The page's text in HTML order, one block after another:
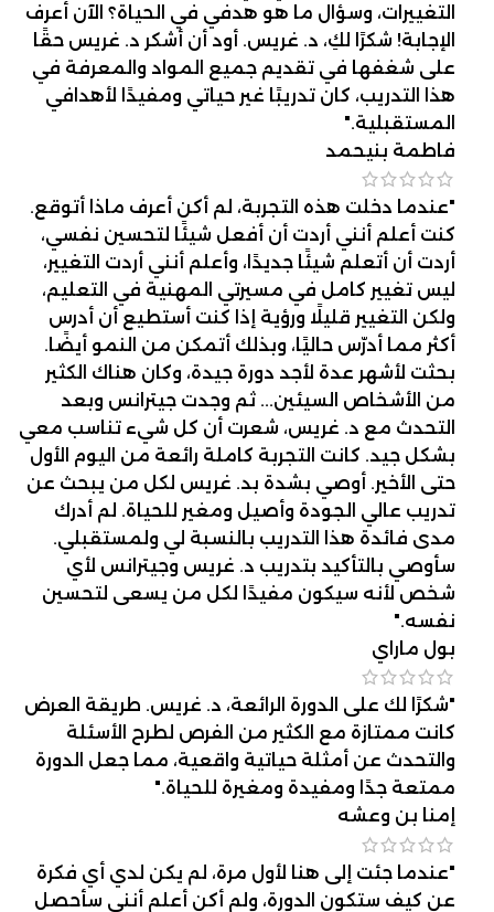
التغييرات، وسؤال ما هو هدفي في الحياة؟ الآن أعرف
الإجابة! شكرًا لكِ، د. غريس. أود أن أشكر د. غريس حقًا
على شغفها في تقديم جميع المواد والمعرفة في
هذا التدريب، كان تدريبًا غير حياتي ومفيدًا لأهدافي
المستقبلية."
فاطمة بنيحمد
"عندما دخلت هذه التجربة، لم أكن أعرف ماذا أتوقع.
كنت أعلم أنني أردت أن أفعل شيئًا لتحسين نفسي،
أردت أن أتعلم شيئًا جديدًا، وأعلم أنني أردت التغيير،
ليس تغيير كامل في مسيرتي المهنية في التعليم،
ولكن التغيير قليلًا ورؤية إذا كنت أستطيع أن أدرس
أكثر مما أدرّس حاليًا، وبذلك أتمكن من النمو أيضًا.
بحثت لأشهر عدة لأجد دورة جيدة، وكان هناك الكثير
من الأشخاص السيئين... ثم وجدت جيترانس وبعد
التحدث مع د. غريس، شعرت أن كل شيء تناسب معي
بشكل جيد. كانت التجربة كاملة رائعة من اليوم الأول
حتى الأخير. أوصي بشدة بد. غريس لكل من يبحث عن
تدريب عالي الجودة وأصيل ومغير للحياة. لم أدرك
مدى فائدة هذا التدريب بالنسبة لي ولمستقبلي.
سأوصي بالتأكيد بتدريب د. غريس وجيترانس لأي
شخص لأنه سيكون مفيدًا لكل من يسعى لتحسين
نفسه."
بول ماراي
"شكرًا لك على الدورة الرائعة، د. غريس. طريقة العرض
كانت ممتازة مع الكثير من الفرص لطرح الأسئلة
والتحدث عن أمثلة حياتية واقعية، مما جعل الدورة
ممتعة جدًا ومفيدة ومغيرة للحياة."
إمنا بن وعشه
"عندما جئت إلى هنا لأول مرة، لم يكن لدي أي فكرة
عن كيف ستكون الدورة، ولم أكن أعلم أنني سأحصل